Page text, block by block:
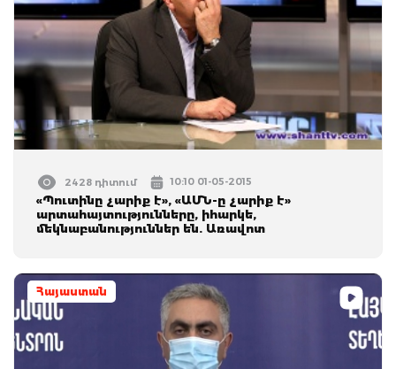
2428 դիտում 10:10 01-05-2015
«Պուտինը չարիք է», «ԱՄՆ-ը չարիք է»
արտահայտությունները, իհարկե,
մեկնաբանություններ են. Առավոտ
Հայաստան